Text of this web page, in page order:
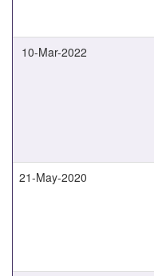
10-Mar-2022
21-May-2020